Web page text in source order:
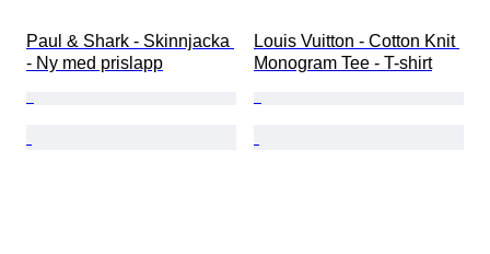
Paul & Shark - Skinnjacka
- Ny med prislapp
Louis Vuitton - Cotton Knit
Monogram Tee - T-shirt